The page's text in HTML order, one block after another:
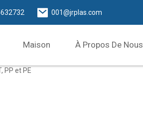
001@jrplas.com
Maison À Propos De Nous